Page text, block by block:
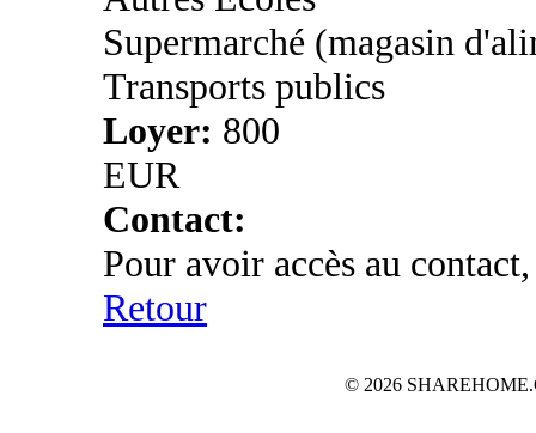
Supermarché (magasin
Transports publics
Loyer: 800
EUR
Contact:
Pour avoir accès au
Retour
© 2026